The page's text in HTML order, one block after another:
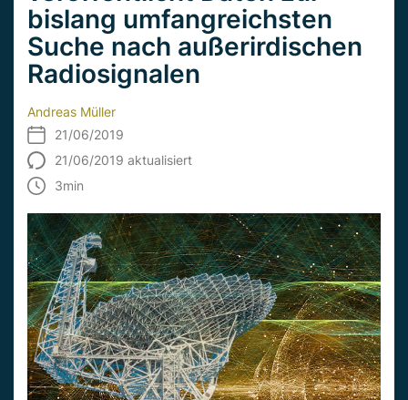
bislang umfangreichsten
Suche nach außerirdischen
Radiosignalen
Andreas Müller
21/06/2019
21/06/2019 aktualisiert
3min